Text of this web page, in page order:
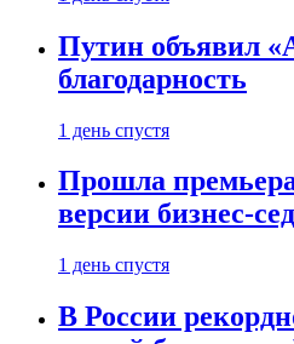
Путин объявил
благодарность
1 день спустя
Прошла
версии бизнес-
1 день спустя
В России